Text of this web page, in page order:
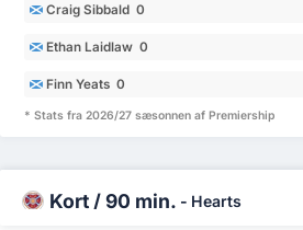
Craig Sibbald 0
Ethan Laidlaw 0
Finn Yeats 0
* Stats fra 2026/27 sæsonnen af Premiership
Kort / 90 min. - Hearts